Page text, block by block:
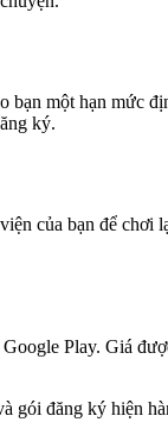
một hạn mức
ký.
của bạn để
Play. Giá
đăng ký hiện